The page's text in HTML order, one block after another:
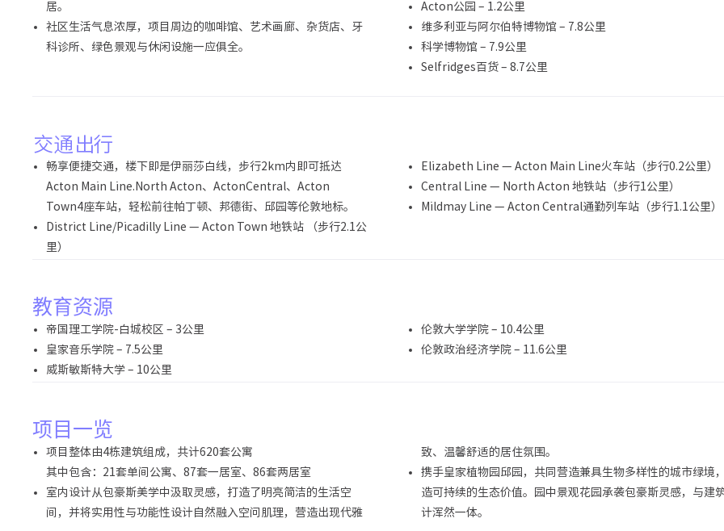
居。
社区生活气息浓厚，项目周边的咖啡馆、艺术画廊、杂货店、牙
科诊所、绿色景观与休闲设施一应俱全。
Acton公园 – 1.2公里
维多利亚与阿尔伯特博物馆 – 7.8公里
科学博物馆 – 7.9公里
Selfridges百货 – 8.7公里
交通出行
畅享便捷交通，楼下即是伊丽莎白线，步行2km内即可抵达
Acton Main Line.North Acton、ActonCentral、Acton
Town4座车站，轻松前往帕丁顿、邦德街、邱园等伦敦地标。
District Line/Picadilly Line — Acton Town 地铁站 （步行2.1公
里）
Elizabeth Line — Acton Main Line火车站（步行0.2公里）
Central Line — North Acton 地铁站（步行1公里）
Mildmay Line — Acton Central通勤列车站（步行1.1公里）
教育资源
帝国理工学院-白城校区 – 3公里
皇家音乐学院 – 7.5公里
威斯敏斯特大学 – 10公里
伦敦大学学院 – 10.4公里
伦敦政治经济学院 – 11.6公里
项目一览
项目整体由4栋建筑组成，共计620套公寓
其中包含：21套单间公寓、87套一居室、86套两居室
室内设计从包豪斯美学中汲取灵感，打造了明亮简洁的生活空
间，并将实用性与功能性设计自然融入空问肌理，营造出现代雅
致、温馨舒适的居住氛围。
携手皇家植物园邱园，共同营造兼具生物多样性的城市绿境
造可持续的生态价值。园中景观花园承袭包豪斯灵感，与建
计浑然一体。